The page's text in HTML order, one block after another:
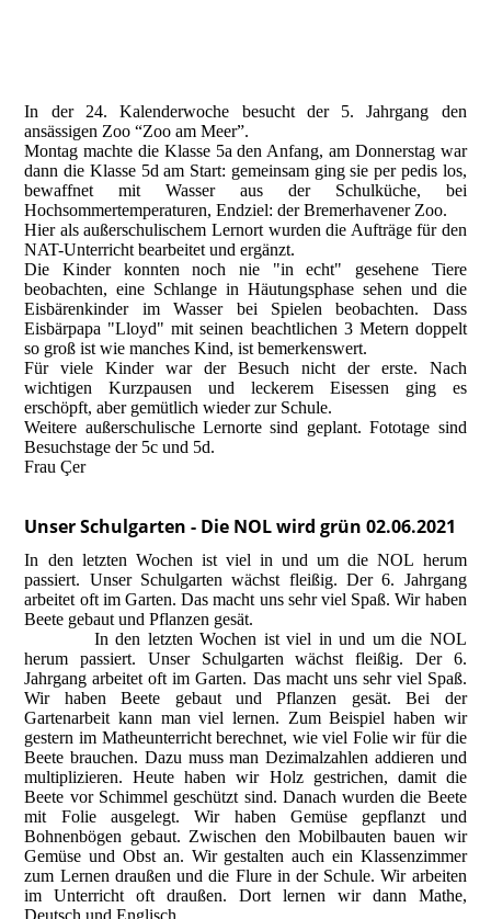
In der 24. Kalenderwoche besucht der 5. Jahrgang den
ansässigen Zoo “Zoo am Meer”.
Montag machte die Klasse 5a den Anfang, am Donnerstag war
dann die Klasse 5d am Start: gemeinsam ging sie per pedis los,
bewaffnet mit Wasser aus der Schulküche, bei
Hochsommertemperaturen, Endziel: der Bremerhavener Zoo.
Hier als außerschulischem Lernort wurden die Aufträge für den
NAT-Unterricht bearbeitet und ergänzt.
Die Kinder konnten noch nie "in echt" gesehene Tiere
beobachten, eine Schlange in Häutungsphase sehen und die
Eisbärenkinder im Wasser bei Spielen beobachten. Dass
Eisbärpapa "Lloyd" mit seinen beachtlichen 3 Metern doppelt
so groß ist wie manches Kind, ist bemerkenswert.
Für viele Kinder war der Besuch nicht der erste. Nach
wichtigen Kurzpausen und leckerem Eisessen ging es
erschöpft, aber gemütlich wieder zur Schule.
Weitere außerschulische Lernorte sind geplant. Fototage sind
Besuchstage der 5c und 5d.
Frau Çer
Unser Schulgarten - Die NOL wird grün 02.06.2021
In den letzten Wochen ist viel in und um die NOL herum
passiert. Unser Schulgarten wächst fleißig. Der 6. Jahrgang
arbeitet oft im Garten. Das macht uns sehr viel Spaß. Wir haben
Beete gebaut und Pflanzen gesät.
In den letzten Wochen ist viel in und um die NOL
herum passiert. Unser Schulgarten wächst fleißig. Der 6.
Jahrgang arbeitet oft im Garten. Das macht uns sehr viel Spaß.
Wir haben Beete gebaut und Pflanzen gesät.Bei der
Gartenarbeit kann man viel lernen. Zum Beispiel haben wir
gestern im Matheunterricht berechnet, wie viel Folie wir für die
Beete brauchen. Dazu muss man Dezimalzahlen addieren und
multiplizieren.Heute haben wir Holz gestrichen, damit die
Beete vor Schimmel geschützt sind. Danach wurden die Beete
mit Folie ausgelegt. Wir haben Gemüse gepflanzt und
Bohnenbögen gebaut. Zwischen den Mobilbauten bauen wir
Gemüse und Obst an. Wir gestalten auch ein Klassenzimmer
zum Lernen draußen und die Flure in der Schule.Wir arbeiten
im Unterricht oft draußen. Dort lernen wir dann Mathe,
Deutsch und Englisch.